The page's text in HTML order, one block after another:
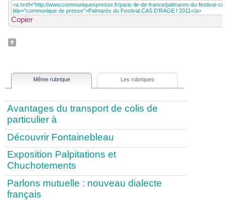
Copier
Même rubrique Les rubriques
Avantages du transport de colis de
particulier à
Découvrir Fontainebleau
Exposition Palpitations et
Chuchotements
Parlons mutuelle : nouveau dialecte
français